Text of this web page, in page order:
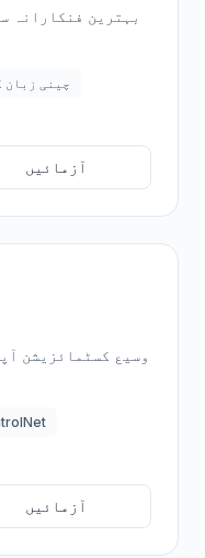
بہترین فنکارانہ
چینی زبان
آزمائیں
وسیع کسٹمائزیشن
آزمائیں